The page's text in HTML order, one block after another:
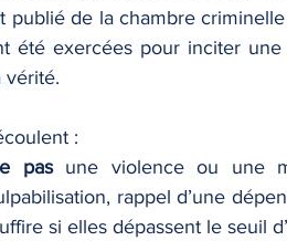
publié de la chambre
été exercées pour inciter
vérité.
:
pas une violence ou une
rappel d’une
si elles dépassent le seuil